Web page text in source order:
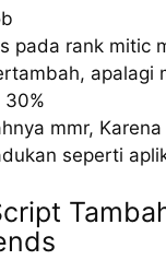
pada rank mitic
apalagi
30%
mmr,
seperti